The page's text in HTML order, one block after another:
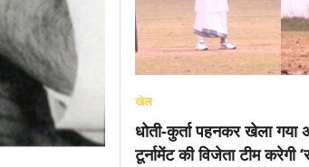
खेल
धोती-कुर्ता पहनकर खेला
टूर्नामेंट की विजेता टीम करेगी